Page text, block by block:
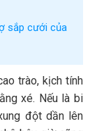
sắp cưới của
trào, kịch tính
xé. Nếu là bi
đột dần lên